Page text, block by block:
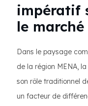
impératif
le marché
Dans le paysage
de la région MENA,
son rôle traditionnel
un facteur de